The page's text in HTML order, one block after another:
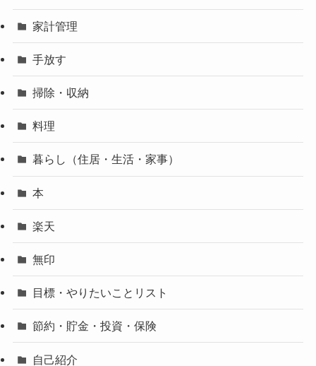
家計管理
手放す
掃除・収納
料理
暮らし（住居・生活・家事）
本
楽天
無印
目標・やりたいことリスト
節約・貯金・投資・保険
自己紹介